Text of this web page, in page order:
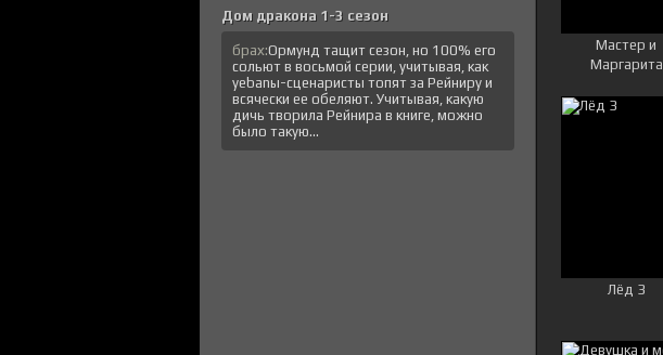
Мастер и
Маргарита
Лёд 3
Дом дракона 1-3 сезон
брах:Ормунд тащит сезон, но 100% его
сольют в восьмой серии, учитывая, как
уеbanы-сценаристы топят за Рейниру и
всячески ее обеляют. Учитывая, какую
дичь творила Рейнира в книге, можно
было такую...